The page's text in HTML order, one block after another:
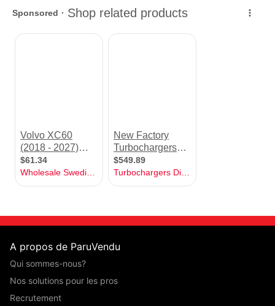
A propos de ParuVendu
Qui sommes-nous?
Nos solutions pour les pros
Recrutement